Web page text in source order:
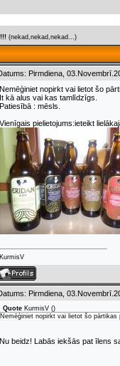
(nekad,nekad,nekad...)
Pirmdiena,
Nemēģiniet nopirkt vai lietot šo
It kā alus vai kas tamlīdzīgs.
Patiesībā : mēsls.
Vienīgais pielietojums:ieteikt
KurmisV
Pirmdiena,
Quote KurmisV ()
Nemēģiniet nopirkt vai lietot šo pārtikas
Nu beidz! Labās iekšās pat īlens